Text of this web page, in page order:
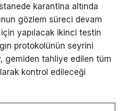
karantina altında
gözlem süreci devam
yapılacak ikinci testin
protokolünün seyrini
gemiden tahliye edilen tüm
kontrol edileceği